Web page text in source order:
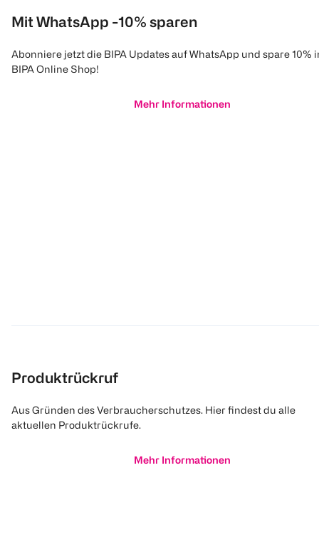
Mit WhatsApp -10% sparen
Abonniere jetzt die BIPA Updates auf WhatsApp und spare 10%
BIPA Online Shop!
Mehr Informationen
Produktrückruf
Aus Gründen des Verbraucherschutzes. Hier findest du alle
aktuellen Produktrückrufe.
Mehr Informationen